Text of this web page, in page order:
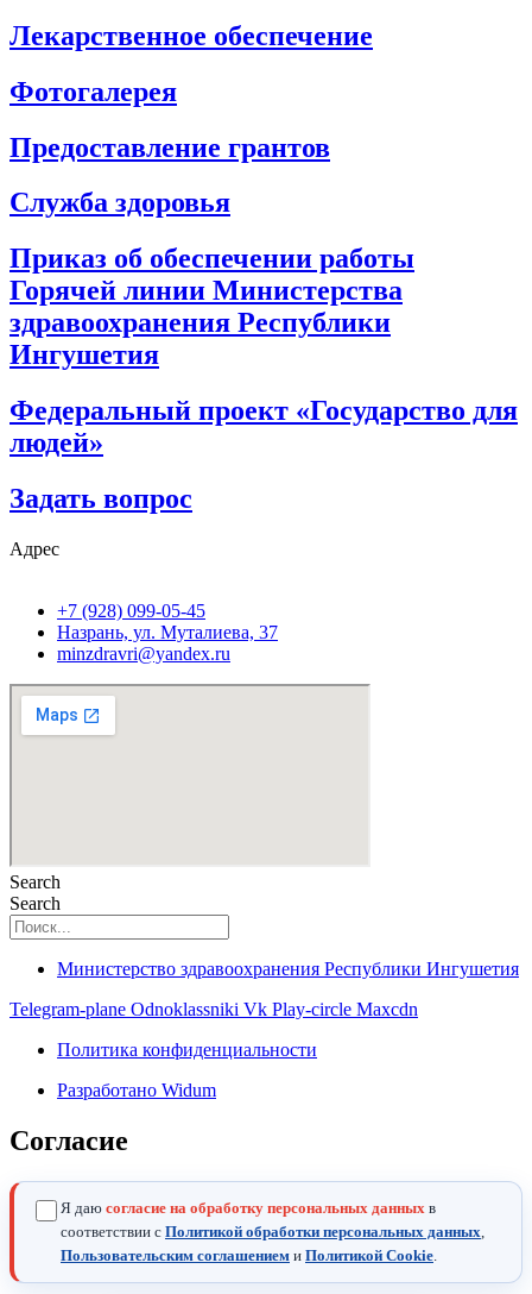
Лекарственное обеспечение
Фотогалерея
Предоставление грантов
Служба здоровья
Приказ об обеспечении работы
Горячей линии Министерства
здравоохранения Республики
Ингушетия
Федеральный проект «Государство для
людей»
Задать вопрос
Адрес
+7 (928) 099-05-45
Назрань, ул. Муталиева, 37
minzdravri@yandex.ru
Search
Search
Министерство здравоохранения Республики Ингушетия
Telegram-plane Odnoklassniki Vk Play-circle Maxcdn
Политика конфиденциальности
Разработано Widum
Согласие
Я даю согласие на обработку персональных данных в
соответствии с Политикой обработки персональных данных
Пользовательским соглашением и Политикой Cookie